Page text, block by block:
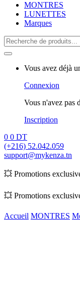
MONTRES
LUNETTES
Marques
Search
for:
Vous avez déjà
Connexion
Vous n'avez pas
Inscription
0 0 DT
(+216) 52.042.059
support@mykenza.tn
💥 Promotions
💥 Promotions
Accueil MONTRES